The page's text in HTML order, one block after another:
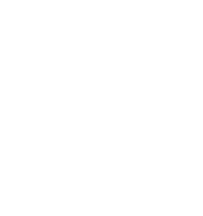
عن "الطقس الاسكتلندي الماسوني "
السري والذي يعرف باسم "عشيرة البناؤون
ومن الروايات الشائعة عن نشأة الماسونية